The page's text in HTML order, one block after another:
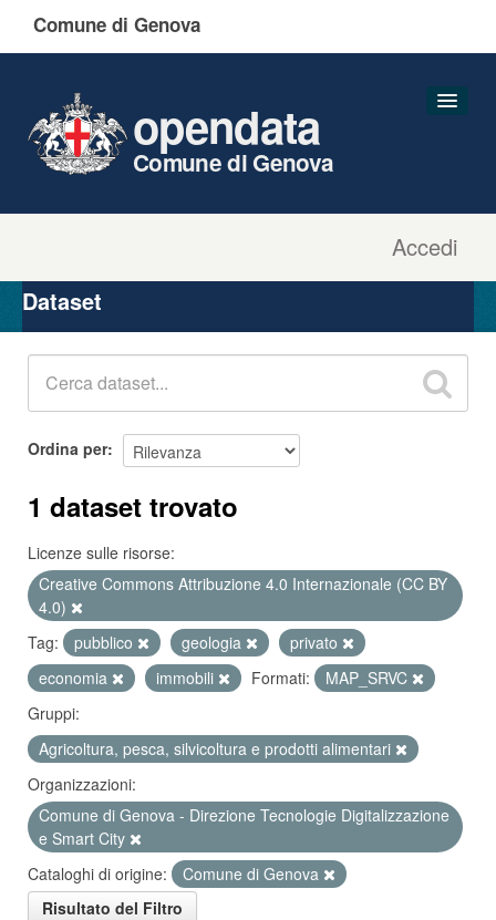
Comune di Genova
Accedi
opendata
Comune di Genova
Organizzazioni
Gruppi
Dataset
Ordina per
1 dataset trovato
Licenze sulle risorse:
Creative Commons Attribuzione 4.0 Internazionale (CC BY
4.0)
Tag:
pubblico geologia
privato
economia
immobili Formati:
MAP_SRVC
Gruppi:
Agricoltura, pesca, silvicoltura e prodotti alimentari
Organizzazioni:
Comune di Genova - Direzione Tecnologie Digitalizzazione
e Smart City
Cataloghi di origine:
Comune di Genova
Risultato del Filtro